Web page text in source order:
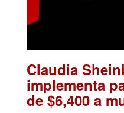
Claudia
implementa
de $6,400 a